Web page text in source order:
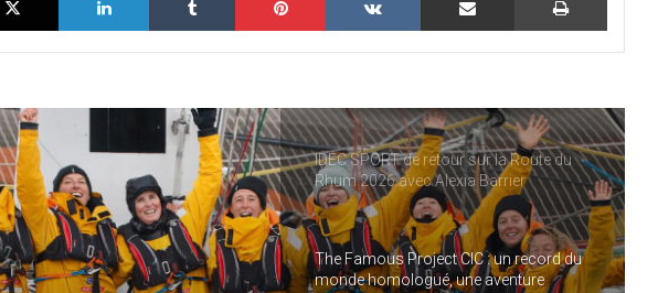
IDEC SPORT de retour sur la Route du
Rhum 2026 avec Alexia Barrier
The Famous Project CIC : un record du
monde homologué, une aventure